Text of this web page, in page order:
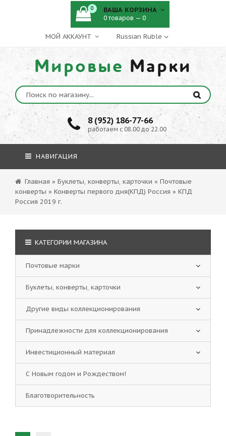
МОЙ АККАУНТ
Мировые Марки
8 (952) 186-77-66
работаем с 08.00 до 22.00
0 ВАША КОРЗИНА
0 товаров — 0
НАВИГАЦИЯ
Главная » Буклеты, конверты, карточки » Почтовые
конверты » Конверты первого дня(КПД) Россия » КПД
Россия 2019 г.
КАТЕГОРИИ МАГАЗИНА
Почтовые марки
Буклеты, конверты, карточки
Другие виды коллекционирования
Принадлежности для коллекционирования
Инвестиционный материал
С Новым годом и Рождеством!
Благотворительность